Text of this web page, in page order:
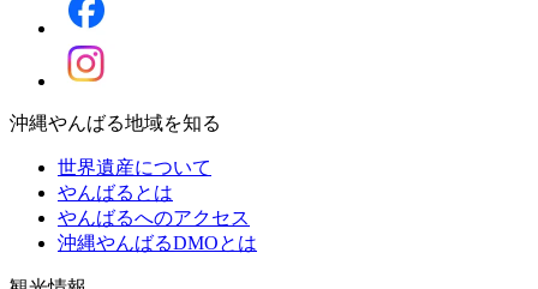
沖縄やんばる地域を知る
世界遺産について
やんばるとは
やんばるへのアクセス
沖縄やんばるDMOとは